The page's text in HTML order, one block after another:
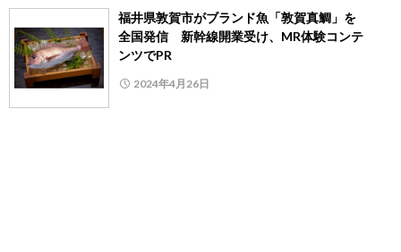
福井県敦賀市がブランド魚「敦賀真鯛」を
全国発信 新幹線開業受け、MR体験コンテ
ンツでPR
2024年4月26日